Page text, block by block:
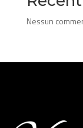
Nessun